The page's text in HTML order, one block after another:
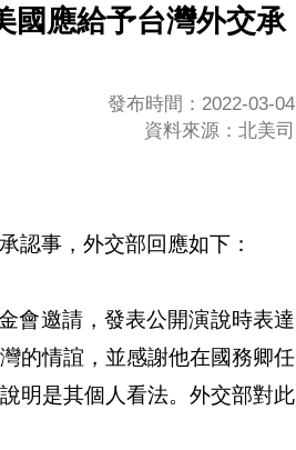
]" [連
國應給予台灣外交承
發布時間：2022-03-04
資料來源：北美司
認事，外交部回應如下：
會邀請，發表公開演說時表達
的情誼，並感謝他在國務卿任
明是其個人看法。外交部對此